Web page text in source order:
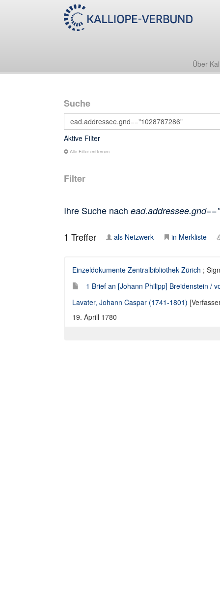
Über
Suche
Aktive Filter
Alle Filter entfernen
Filter
Ihre Suche nach
1 Treffer als Netzwerk in Merkliste
Einzeldokumente Zentralbibliothek Zürich ;
1 Brief an [Johann Philipp] Breidenstein /
Lavater, Johann Caspar (1741-1801)
19. Aprill 1780